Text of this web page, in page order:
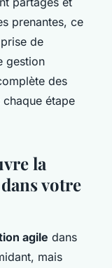
prenantes, ce
de
gestion
des
étape
la
votre
agile dans
mais